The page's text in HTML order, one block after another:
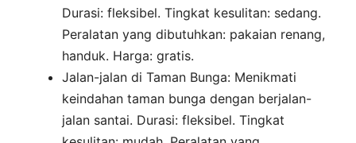
Durasi: fleksibel. Tingkat kesulitan: sedang.
Peralatan yang dibutuhkan: pakaian renang,
handuk. Harga: gratis.
Jalan-jalan di Taman Bunga: Menikmati
keindahan taman bunga dengan berjalan-
jalan santai. Durasi: fleksibel. Tingkat